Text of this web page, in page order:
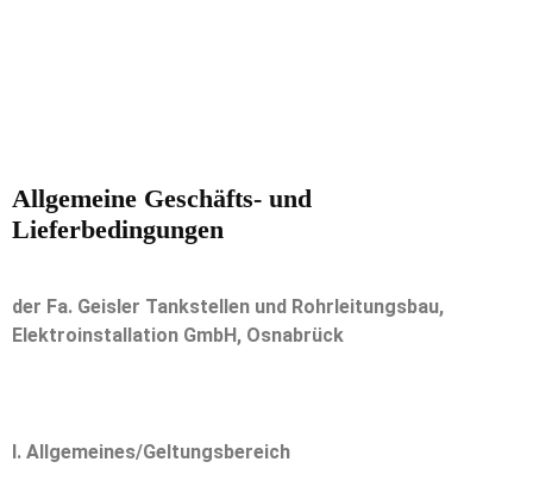
Allgemeine Geschäfts- und
Lieferbedingungen
der Fa. Geisler Tankstellen und Rohrleitungsbau,
Elektroinstallation GmbH, Osnabrück
I. Allgemeines/Geltungsbereich